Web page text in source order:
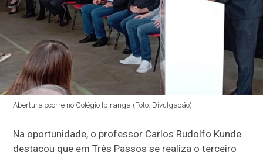
Abertura ocorre no Colégio Ipiranga (Foto: Divulgação)
Na oportunidade, o professor Carlos Rudolfo Kunde
destacou que em Três Passos se realiza o terceiro